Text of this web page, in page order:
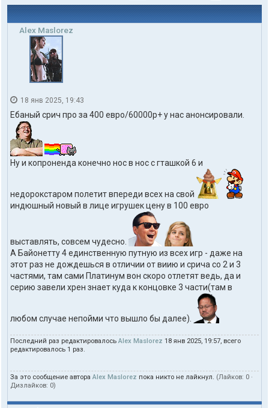
Alex Maslorez
18 янв 2025, 19:43
Ебаный срич про за 400 евро/60000р+ у нас анонсировали.
Ну и копроненда конечно нос в нос с гташкой 6 и
недорокстаром полетит впереди всех на свой
индюшный новый в лице игрушек цену в 100 евро
выставлять, совсем чудесно.
А Байонетту 4 единственную путную из всех игр - даже на
этот раз не дождешься в отличии от виию и срича со 2 и 3
частями, там сами Платинум вон скоро отлетят ведь, да и
серию завели хрен знает куда к концовке 3 части(там в
любом случае непойми что вышло бы далее).
Последний раз редактировалось Alex Maslorez 18 янв 2025, 19:57, всего
редактировалось 1 раз.
За это сообщение автора Alex Maslorez пока никто не лайкнул. (Лайков: 0 ·
Дизлайков: 0)